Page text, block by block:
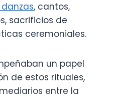
, cantos,
sacrificios de
ceremoniales.
un papel
de estos rituales,
entre la